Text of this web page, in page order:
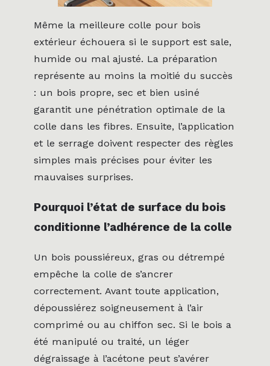
Même la meilleure colle pour bois
extérieur échouera si le support est sale,
humide ou mal ajusté. La préparation
représente au moins la moitié du succès
: un bois propre, sec et bien usiné
garantit une pénétration optimale de la
colle dans les fibres. Ensuite, l’application
et le serrage doivent respecter des règles
simples mais précises pour éviter les
mauvaises surprises.
Pourquoi l’état de surface du bois
conditionne l’adhérence de la colle
Un bois poussiéreux, gras ou détrempé
empêche la colle de s’ancrer
correctement. Avant toute application,
dépoussiérez soigneusement à l’air
comprimé ou au chiffon sec. Si le bois a
été manipulé ou traité, un léger
dégraissage à l’acétone peut s’avérer